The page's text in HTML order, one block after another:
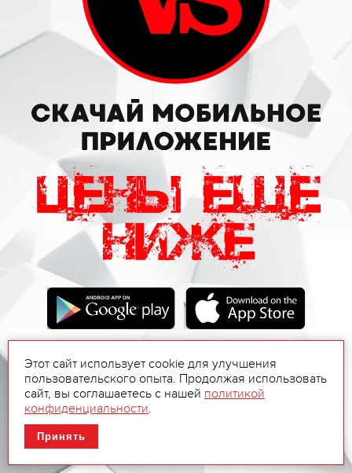
Этот сайт использует cookie для улучшения
пользовательского опыта. Продолжая использовать
сайт, вы соглашаетесь с нашей политикой
конфиденциальности.
Принять